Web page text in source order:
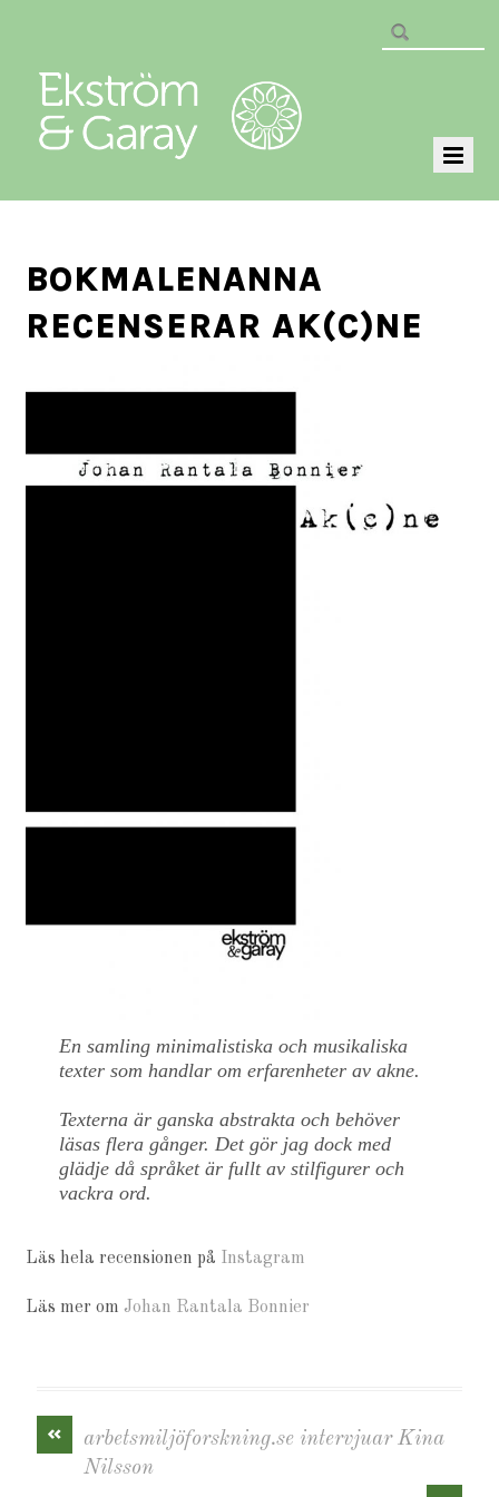
BOKMALENANNA
RECENSERAR AK(C)NE
En samling minimalistiska och musikaliska
texter som handlar om erfarenheter av akne.
Texterna är ganska abstrakta och behöver
läsas flera gånger. Det gör jag dock med
glädje då språket är fullt av stilfigurer och
vackra ord.
Läs hela recensionen på Instagram
Läs mer omJohan Rantala Bonnier
«
arbetsmiljöforskning.se intervjuar Kina
Nilsson